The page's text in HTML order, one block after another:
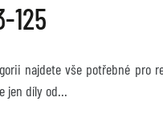
125
najdete vše potřebné pro
jen díly od